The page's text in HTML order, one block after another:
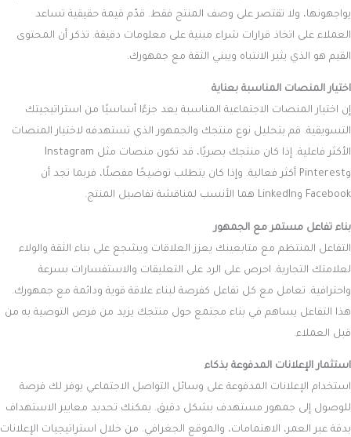
يواجهونها، ولا تقتصر على وصف المنتج فقط. قدّم قيمة حقيقية تساعد
العملاء على اتخاذ قرارات شراء مبنية على معلومات دقيقة. تذكر أن المحتوى
القيم هو الذي يثير الانتباه ويبني الثقة مع جمهورك.
اختيار المنصات المناسبة بعناية
إن اختيار المنصات الاجتماعية المناسبة يعد جزءًا أساسيًا من استراتيجيتك
التسويقية. قم بتحليل نوع منتجك والجمهور الذي تستهدفه لاختيار المنصات
الأكثر فاعلية. إذا كان منتجك بصريًا، قد تكون منصات مثل Instagram
وPinterest أكثر فعالية. وإذا كان يتطلب توضيحًا مفصلًا، فربما تجد أن
Facebook وLinkedIn هما الأنسب لمناقشة تفاصيل المنتج.
بناء تفاعل مستمر مع الجمهور
التفاعل المنتظم مع متابعينك يعزز العلاقات ويشجع على بناء الثقة والولاء
لعلامتك التجارية. احرص على الرد على التعليقات والاستفسارات بسرعة
واحترافية. تعامل مع كل تفاعل كفرصة لبناء علاقة قوية ودائمة مع جمهورك.
هذا التفاعل يساهم في بناء مجتمع حول منتجك يزيد من فرص التوصية به من
قبل العملاء.
استثمار الإعلانات المدفوعة بذكاء
استخدام الإعلانات المدفوعة على وسائل التواصل الاجتماعي يوفر لك فرصة
للوصول إلى جمهور مستهدف بشكل دقيق. يمكنك تحديد معايير الاستهداف
بدقة عبر العمر، الاهتمامات، والموقع الجغرافي. من خلال استراتيجيات الإعلانات